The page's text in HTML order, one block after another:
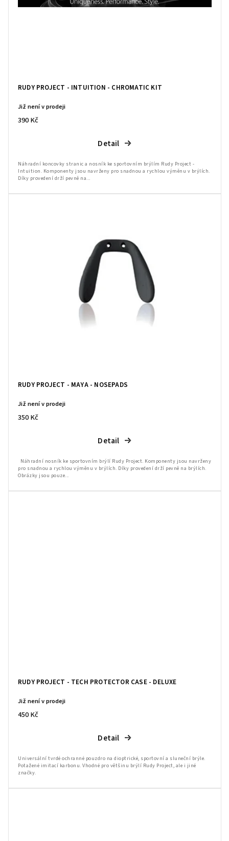
RUDY PROJECT - INTUITION - CHROMATIC KIT
Již není v prodeji
390 Kč
Detail
Náhradní koncovky stranic a nosník ke sportovním brýlím Rudy Project -
Intuition. Komponenty jsou navrženy pro snadnou a rychlou výměnu v brýlích.
Díky provedení drží pevně na...
RUDY PROJECT - MAYA - NOSEPADS
Již není v prodeji
350 Kč
Detail
pro snadnou a rychlou výměnu v brýlích. Díky provedení drží pevně na brýlích.
Obrázky jsou pouze...
RUDY PROJECT - TECH PROTECTOR CASE - DELUXE
Již není v prodeji
450 Kč
Detail
Universální tvrdé ochranné pouzdro na dioptrické, sportovní a sluneční brýle.
Potažené imitací karbonu. Vhodné pro většinu brýlí Rudy Project, ale i jiné